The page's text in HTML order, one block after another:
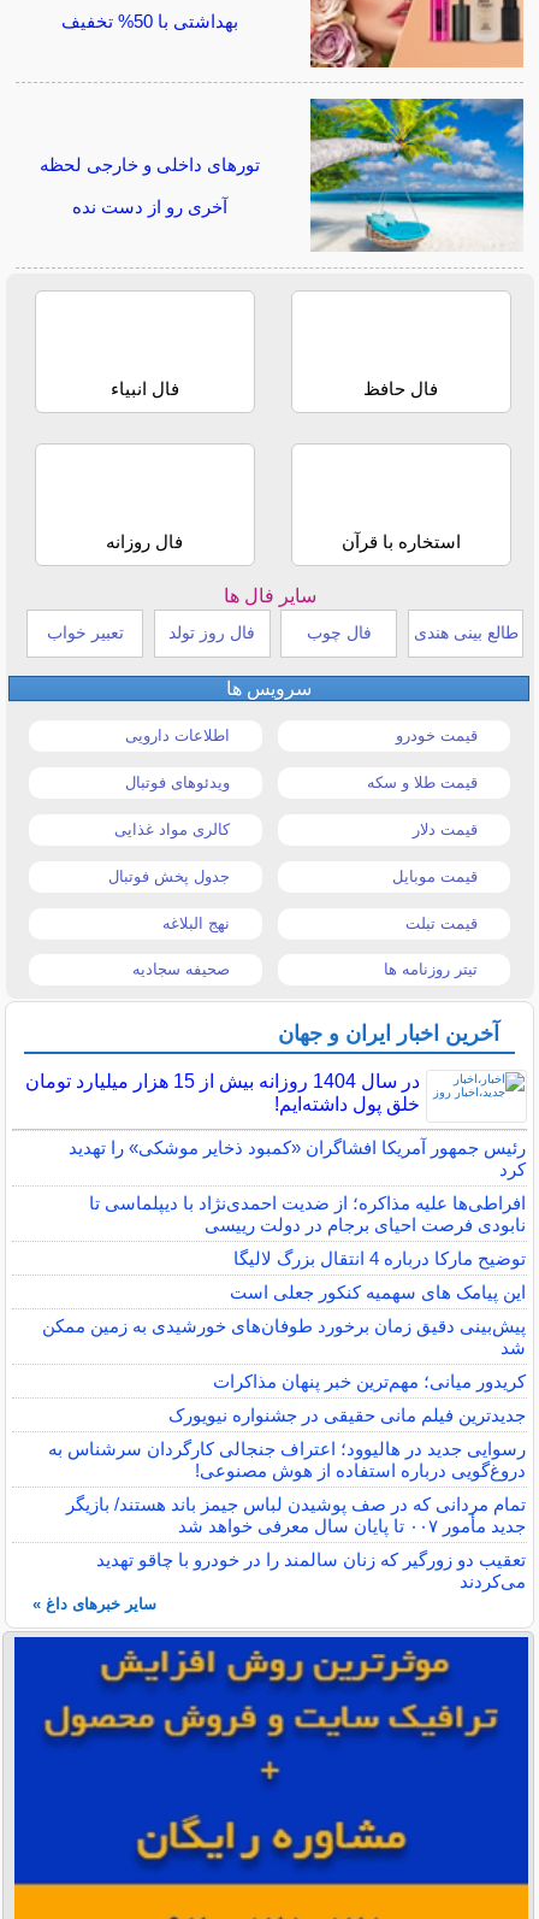
بهداشتی با 50% تخفیف
تورهای داخلی و خارجی لحظه
آخری رو از دست نده
فال حافظ فال انبیاء
استخاره با قرآن فال روزانه
سایر فال ها
طالع بینی هندی فال چوب فال روز تولد تعبیر خواب
سرویس ها
قیمت خودرو اطلاعات دارویی
قیمت طلا و سکه ویدئوهای فوتبال
قیمت دلار کالری مواد غذایی
قیمت موبایل جدول پخش فوتبال
قیمت تبلت نهج البلاغه
تیتر روزنامه ها صحیفه سجادیه
آخرین اخبار ایران و جهان
در سال 1404 روزانه بیش از 15 هزار میلیارد تومان
خلق پول داشته‌ایم!
رئیس جمهور آمریکا افشاگران «کمبود ذخایر موشکی» را تهدید
کرد
افراطی‌ها علیه مذاکره؛ از ضدیت احمدی‌نژاد با دیپلماسی تا
نابودی فرصت احیای برجام در دولت رییسی
توضیح مارکا درباره 4 انتقال بزرگ لالیگا
این پیامک های سهمیه کنکور جعلی است
پیش‌بینی دقیق زمان برخورد طوفان‌های خورشیدی به زمین ممکن
شد
کریدور میانی؛ مهم‌ترین خبر پنهان مذاکرات
جدیدترین فیلم مانی حقیقی در جشنواره نیویورک
رسوایی جدید در هالیوود؛ اعتراف جنجالی کارگردان سرشناس به
دروغ‌گویی درباره استفاده از هوش مصنوعی!
تمام مردانی که در صف پوشیدن لباس جیمز باند هستند/ بازیگر
جدید مأمور ۰۰۷ تا پایان سال معرفی خواهد شد
تعقیب دو زورگیر که زنان سالمند را در خودرو با چاقو تهدید
می‌کردند
سایر خبرهای داغ »